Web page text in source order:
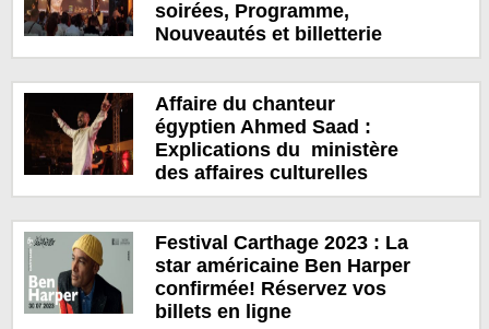
soirées, Programme,
Nouveautés et billetterie
Affaire du chanteur
égyptien Ahmed Saad :
Explications du ministère
des affaires culturelles
Festival Carthage 2023 : La
star américaine Ben Harper
confirmée! Réservez vos
billets en ligne